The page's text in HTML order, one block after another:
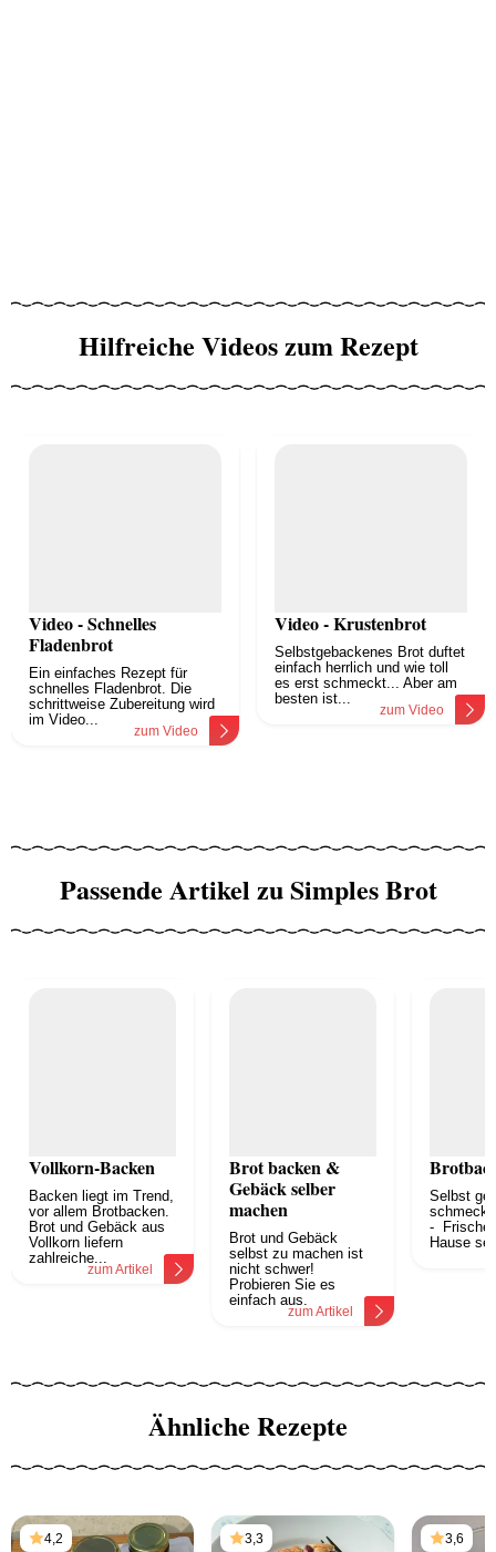
Hilfreiche Videos zum Rezept
Video - Schnelles
Fladenbrot
Ein einfaches Rezept für
schnelles Fladenbrot. Die
schrittweise Zubereitung wird
im Video...
zum Video
Video - Krustenbrot
Selbstgebackenes Brot duftet
einfach herrlich und wie toll
es erst schmeckt... Aber am
besten ist...
zum Video
Passende Artikel zu Simples Brot
Vollkorn-Backen
Backen liegt im Trend,
vor allem Brotbacken.
Brot und Gebäck aus
Vollkorn liefern
zahlreiche...
zum Artikel
Brot backen &
Gebäck selber
machen
Brot und Gebäck
selbst zu machen ist
nicht schwer!
Probieren Sie es
einfach aus.
zum Artikel
Selbst
-
Hause
Ähnliche Rezepte
4,2 3,3 3,6